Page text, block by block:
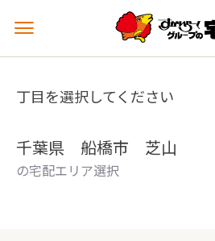
メ
ュ
を
丁目を選択してください
千葉県 船橋市 芝山
の宅配エリア選択